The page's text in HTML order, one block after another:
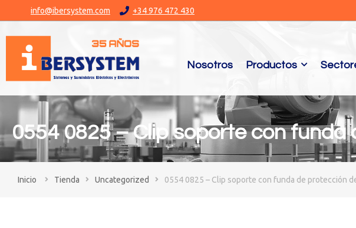
info@ibersystem.com +34 976 472 430
Nosotros Productos
0554 0825 – Clip soporte con
You are here:
Tienda Uncategorized 0554 0825 – Clip soporte con funda de protección